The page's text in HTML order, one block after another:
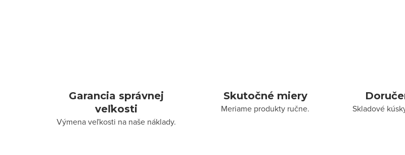
Garancia správnej
veľkosti
Výmena veľkosti na naše náklady.
Skutočné miery
Meriame produkty ručne. Skladové